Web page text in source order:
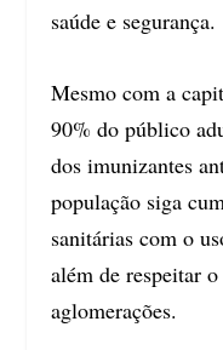
saúde e segurança.
Mesmo com a
90% do público
dos imunizantes
população siga
sanitárias com o
além de respeitar
aglomerações.